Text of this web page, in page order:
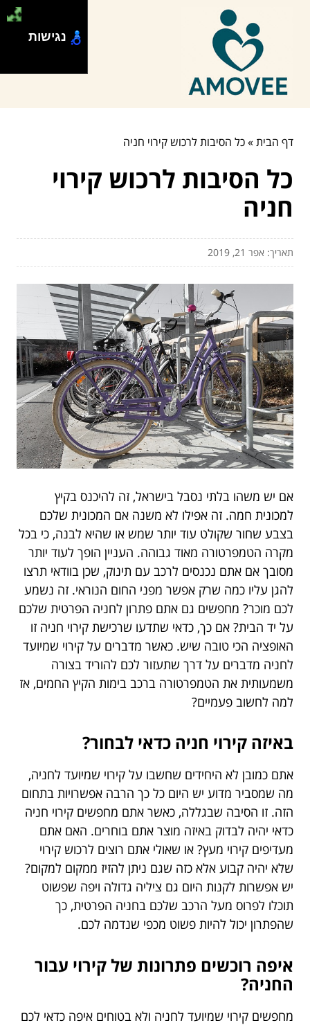
דף הבית»כל הסיבות לרכוש קירוי חניה
כל הסיבות לרכוש קירוי
חניה
תאריך: אפר 21, 2019
אם יש משהו בלתי נסבל בישראל, זה להיכנס בקיץ
למכונית חמה. זה אפילו לא משנה אם המכונית שלכם
בצבע שחור שקולט עוד יותר שמש או שהיא לבנה, כי בכל
מקרה הטמפרטורה מאוד גבוהה. העניין הופך לעוד יותר
מסובך אם אתם נכנסים לרכב עם תינוק, שכן בוודאי תרצו
להגן עליו כמה שרק אפשר מפני החום הנוראי. זה נשמע
לכם מוכר? מחפשים גם אתם פתרון לחניה הפרטית שלכם
על יד הבית? אם כך, כדאי שתדעו שרכישת קירוי חניה זו
האופציה הכי טובה שיש. כאשר מדברים על קירוי שמיועד
לחניה מדברים על דרך שתעזור לכם להוריד בצורה
משמעותית את הטמפרטורה ברכב בימות הקיץ החמים, אז
למה לחשוב פעמיים?
באיזה קירוי חניה כדאי לבחור?
אתם כמובן לא היחידים שחשבו על קירוי שמיועד לחניה,
מה שמסביר מדוע יש היום כל כך הרבה אפשרויות בתחום
הזה. זו הסיבה שבגללה, כאשר אתם מחפשים קירוי חניה
כדאי יהיה לבדוק באיזה מוצר אתם בוחרים. האם אתם
מעדיפים קירוי מעץ? או שאולי אתם רוצים לרכוש קירוי
שלא יהיה קבוע אלא כזה שגם ניתן להזיז ממקום למקום?
יש אפשרות לקנות היום גם ציליה גדולה ויפה שפשוט
תוכלו לפרוס מעל הרכב שלכם בחניה הפרטית, כך
שהפתרון יכול להיות פשוט מכפי שנדמה לכם.
איפה רוכשים פתרונות של קירוי עבור
החניה?
מחפשים קירוי שמיועד לחניה ולא בטוחים איפה כדאי לכם
נגישות